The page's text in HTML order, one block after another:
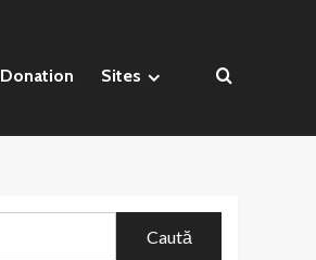
Donation Sites